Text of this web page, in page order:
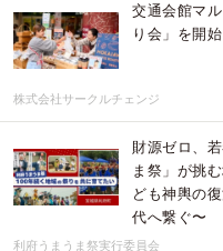
交通会館マ
り会」を開始
株式会社サークルチェンジ
財源ゼロ、
ま祭」が挑
ども神輿の
代へ繋ぐ〜
利府うまうま祭実行委員会